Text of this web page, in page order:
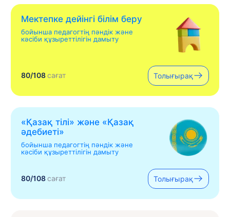
Мектепке дейінгі білім беру
бойынша педагогтің пәндік және
кәсіби құзыреттілігін дамыту
80/108сағат Толығырақ
«Қазақ тілі» жəне «Қазақ
əдебиеті»
бойынша педагогтің пәндік және
кәсіби құзыреттілігін дамыту
80/108сағат Толығырақ